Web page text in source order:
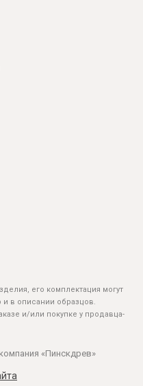
его комплектация могут
и в описании образцов.
и/или покупке у продавца-
«Пинскдрев»